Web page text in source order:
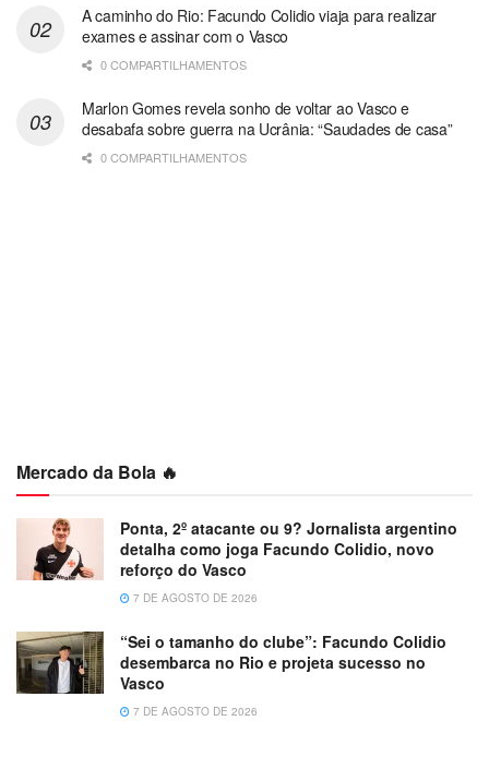
A caminho do Rio: Facundo Colidio viaja para realizar
exames e assinar com o Vasco
0 COMPARTILHAMENTOS
Marlon Gomes revela sonho de voltar ao Vasco e
desabafa sobre guerra na Ucrânia: “Saudades de casa”
0 COMPARTILHAMENTOS
Mercado da Bola 🔥
Ponta, 2º atacante ou 9? Jornalista argentino
detalha como joga Facundo Colidio, novo
reforço do Vasco
7 DE AGOSTO DE 2026
“Sei o tamanho do clube”: Facundo Colidio
desembarca no Rio e projeta sucesso no
Vasco
7 DE AGOSTO DE 2026